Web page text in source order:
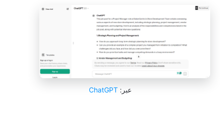
عبر:ChatGPT